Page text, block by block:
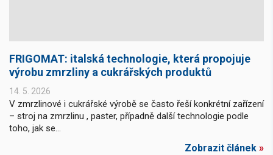
FRIGOMAT: italská technologie, která propojuje
výrobu zmrzliny a cukrářských produktů
14. 5. 2026
V zmrzlinové i cukrářské výrobě se často řeší konkrétní zařízení
– stroj na zmrzlinu , paster, případně další technologie podle
toho, jak se...
Zobrazit článek »